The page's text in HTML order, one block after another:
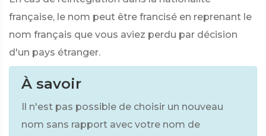
française, le nom peut être francisé en reprenant le
nom français que vous aviez perdu par décision
d'un pays étranger.
À savoir
Il n'est pas possible de choisir un nouveau
nom sans rapport avec votre nom de